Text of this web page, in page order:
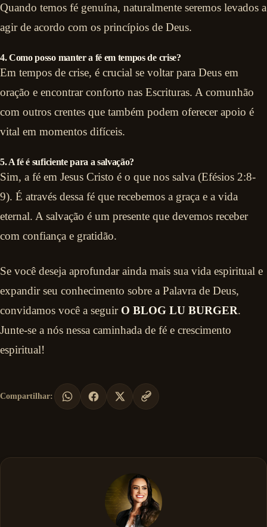
Quando temos fé genuína, naturalmente seremos levados a
agir de acordo com os princípios de Deus.
4. Como posso manter a fé em tempos de crise?
Em tempos de crise, é crucial se voltar para Deus em
oração e encontrar conforto nas Escrituras. A comunhão
com outros crentes que também podem oferecer apoio é
vital em momentos difíceis.
5. A fé é suficiente para a salvação?
Sim, a fé em Jesus Cristo é o que nos salva (Efésios 2:8-
9). É através dessa fé que recebemos a graça e a vida
eternal. A salvação é um presente que devemos receber
com confiança e gratidão.
Se você deseja aprofundar ainda mais sua vida espiritual e
expandir seu conhecimento sobre a Palavra de Deus,
convidamos você a seguir O BLOG LU BURGER.
Junte-se a nós nessa caminhada de fé e crescimento
espiritual!
Compartilhar: